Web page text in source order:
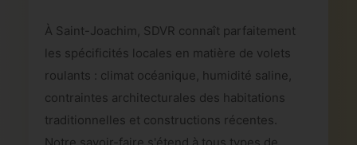
À Saint-Joachim, SDVR connaît parfaitement
les spécificités locales en matière de volets
roulants : climat océanique, humidité saline,
contraintes architecturales des habitations
traditionnelles et constructions récentes.